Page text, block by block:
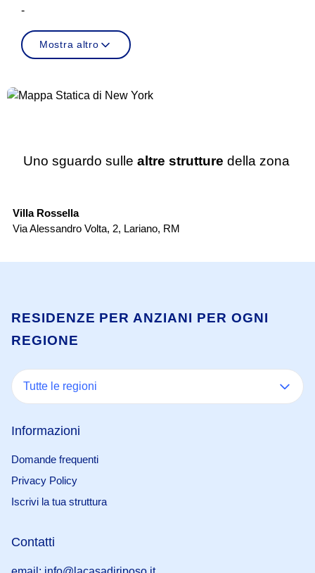
-
Mostra altro
Uno sguardo sulle altre strutture della zona
Villa Rossella
Via Alessandro Volta, 2, Lariano, RM
RESIDENZE PER ANZIANI PER OGNI
REGIONE
Tutte le regioni
Informazioni
Domande frequenti
Privacy Policy
Iscrivi la tua struttura
Contatti